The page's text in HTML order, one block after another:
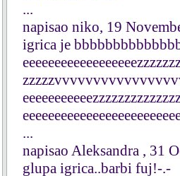
...
napisao niko, 19
igrica je
...
napisao Aleksandra , 31
glupa igrica..barbi fuj!-.-